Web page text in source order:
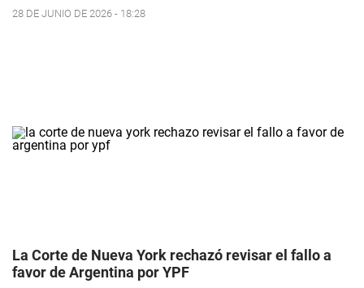
28 DE JUNIO DE 2026 - 18:28
La Corte de Nueva York rechazó revisar el fallo a
favor de Argentina por YPF